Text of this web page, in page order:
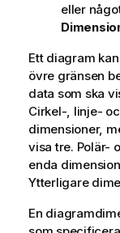
eller
Ett diagram
övre gränsen
data som ska
Cirkel-, linje-
dimensioner,
visa tre. Polär-
enda
Ytterligare
En